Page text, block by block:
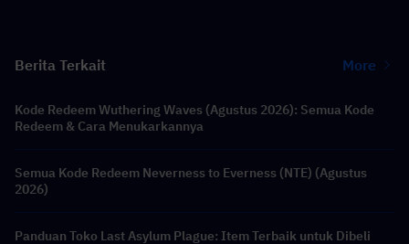
Berita Terkait More
Kode Redeem Wuthering Waves (Agustus 2026): Semua Kode
Redeem & Cara Menukarkannya
Semua Kode Redeem Neverness to Everness (NTE) (Agustus
2026)
Panduan Toko Last Asylum Plague: Item Terbaik untuk Dibeli